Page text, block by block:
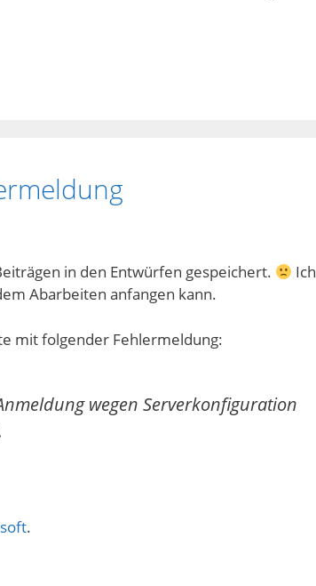
in den Entwürfen gespeichert.
Ich
Abarbeiten anfangen kann.
mit folgender Fehlermeldung:
wegen Serverkonfiguration
.